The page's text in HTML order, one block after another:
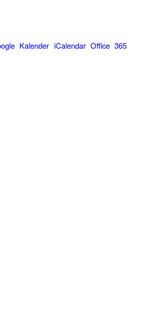
Kalender iCalendar Office 365